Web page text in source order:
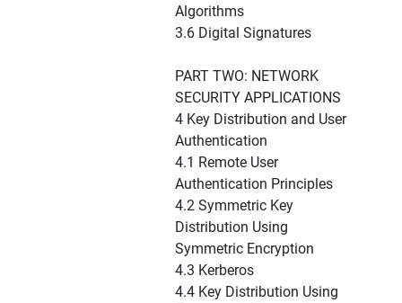
Algorithms
3.6 Digital Signatures
PART TWO: NETWORK
SECURITY APPLICATIONS
4 Key Distribution and User
Authentication
4.1 Remote User
Authentication Principles
4.2 Symmetric Key
Distribution Using
Symmetric Encryption
4.3 Kerberos
4.4 Key Distribution Using